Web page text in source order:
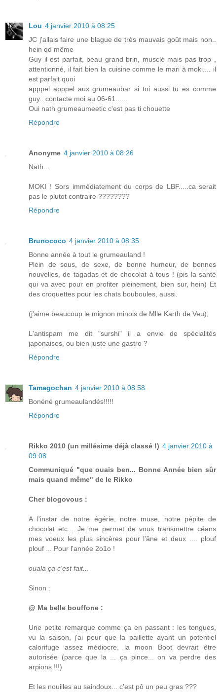
Lou 4 janvier 2010 à 08:25
JC j'allais faire une blague de très mauvais goût mais non..
hein qd même
Guy il est parfait, beau grand brin, musclé mais pas trop ,
attentionné, il fait bien la cuisine comme le mari à moki.... il
est parfait quoi
apppel apppel aux grumeaubar si toi aussi tu es comme
guy.. contacte moi au 06-61......
Oui nath grumeaumeetic c'est pas ti chouette
Répondre
Anonyme 4 janvier 2010 à 08:26
Nath...
MOKI ! Sors immédiatement du corps de LBF.....ca serait
pas le plutot contraire ????????
Répondre
Brunococo 4 janvier 2010 à 08:35
Bonne année à tout le grumeauland !
Plein de sous, de sexe, de bonne humeur, de bonnes
nouvelles, de tagadas et de chocolat à tous ! (pis la santé
qui va avec pour en profiter pleinement, bien sur, hein) Et
des croquettes pour les chats bouboules, aussi.
(j'aime beaucoup le mignon minois de Mlle Karth de Veu);
L'antispam me dit "surshi" il a envie de spécialités
japonaises, ou bien juste une gastro ?
Répondre
Tamagochan 4 janvier 2010 à 08:58
Bonéné grumeaulandés!!!!!
Répondre
Rikko 2010 (un millésime déjà classé !) 4 janvier 2010 à
09:08
Communiqué "que ouais ben... Bonne Année bien sûr
mais quand même" de le Rikko
Cher blogovous :
A l'instar de notre égérie, notre muse, notre pépite de
chocolat etc... Je me permet de vous transmettre céans
mes voeux les plus sincères pour l'âne et deux .... plouf
plouf ... Pour l'année 2o1o !
ouala ça c'est fait...
Sinon :
@ Ma belle bouffone :
Une petite remarque comme ça en passant : les tongues,
vu la saison, j'ai peur que la paillette ayant un potentiel
calorifuge assez médiocre, la moon Boot devrait être
autorisée (parce que la ... ça pince... on va perdre des
arpions !!!)
Et les nouilles au saindoux... c'est pô un peu gras ???